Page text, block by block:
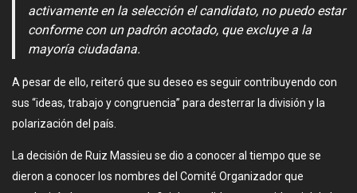
activamente en la selección el candidato, no puedo estar
conforme con un padrón acotado, que excluye a la
mayoría ciudadana.
A pesar de ello, reiteró que su deseo es seguir contribuyendo con
sus “ideas, trabajo y congruencia” para desterrar la división y la
polarización del país.
La decisión de Ruiz Massieu se dio a conocer al tiempo que se
dieron a conocer los nombres del Comité Organizador que